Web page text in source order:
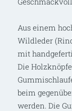
Aus einem
Wildleder
mit
Die
beim
werden. Die